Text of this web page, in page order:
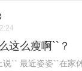
这么瘦啊``？
说`` 最近姿姿``在家